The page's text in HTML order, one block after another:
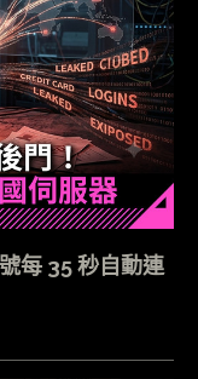
每 35 秒自動連